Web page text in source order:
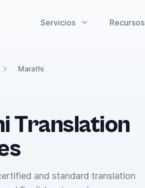
Servicios Recursos
Marathi
Translation
and standard translation